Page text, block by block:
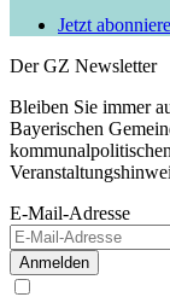
Jetzt
Der GZ Newsletter
Bleiben Sie immer
Bayerischen
E-Mail-Adresse
Anmelden